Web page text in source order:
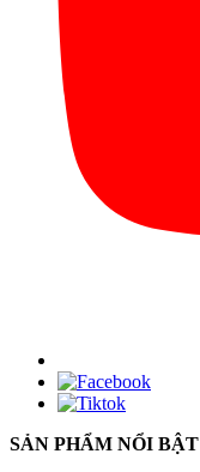
SẢN PHẨM NỔI BẬT